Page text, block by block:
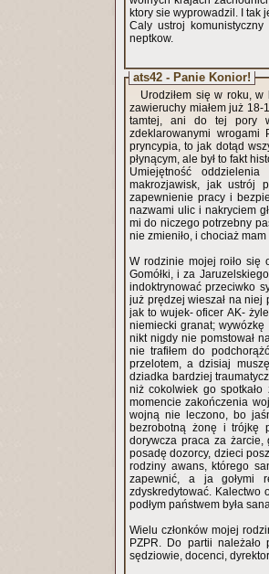
ktory sie wyprowadzil. I tak
Caly ustroj
neptkow.
ats42 - Panie Konior!
Urodziłem się w roku,
zawieruchy miałem już
tamtej, ani do tej pory
zdeklarowanymi
pryncypia, to jak dotąd
płynącym, ale był to fakt
Umiejętność
makrozjawisk, jak ustrój
zapewnienie pracy i
nazwami ulic i nakryciem
mi do niczego potrzebny
nie zmieniło, i chociaż
W rodzinie mojej roiło się
Gomółki, i za
indoktrynować przeciwko
już prędzej wieszał na niej
jak to wujek- oficer AK-
niemiecki granat;
nikt nigdy nie pomstował
nie trafiłem do
przelotem, a dzisiaj
dziadka bardziej
niż cokolwiek go spotkało
momencie zakończenia
wojną nie leczono, bo
bezrobotną żonę i trójkę
dorywcza praca za żarcie,
posadę dozorcy, dzieci
rodziny awans, którego
zapewnić, a ja gołymi
zdyskredytować. Kalectwo
podłym państwem była
Wielu członków mojej
PZPR. Do partii
sędziowie, docenci,